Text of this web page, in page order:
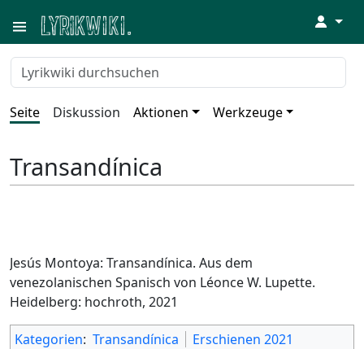
↓
Seite Diskussion Aktionen Werkzeuge
Transandínica
Jesús Montoya: Transandínica. Aus dem
venezolanischen Spanisch von Léonce W. Lupette.
Heidelberg: hochroth, 2021
Kategorien: Transandínica
Erschienen 2021